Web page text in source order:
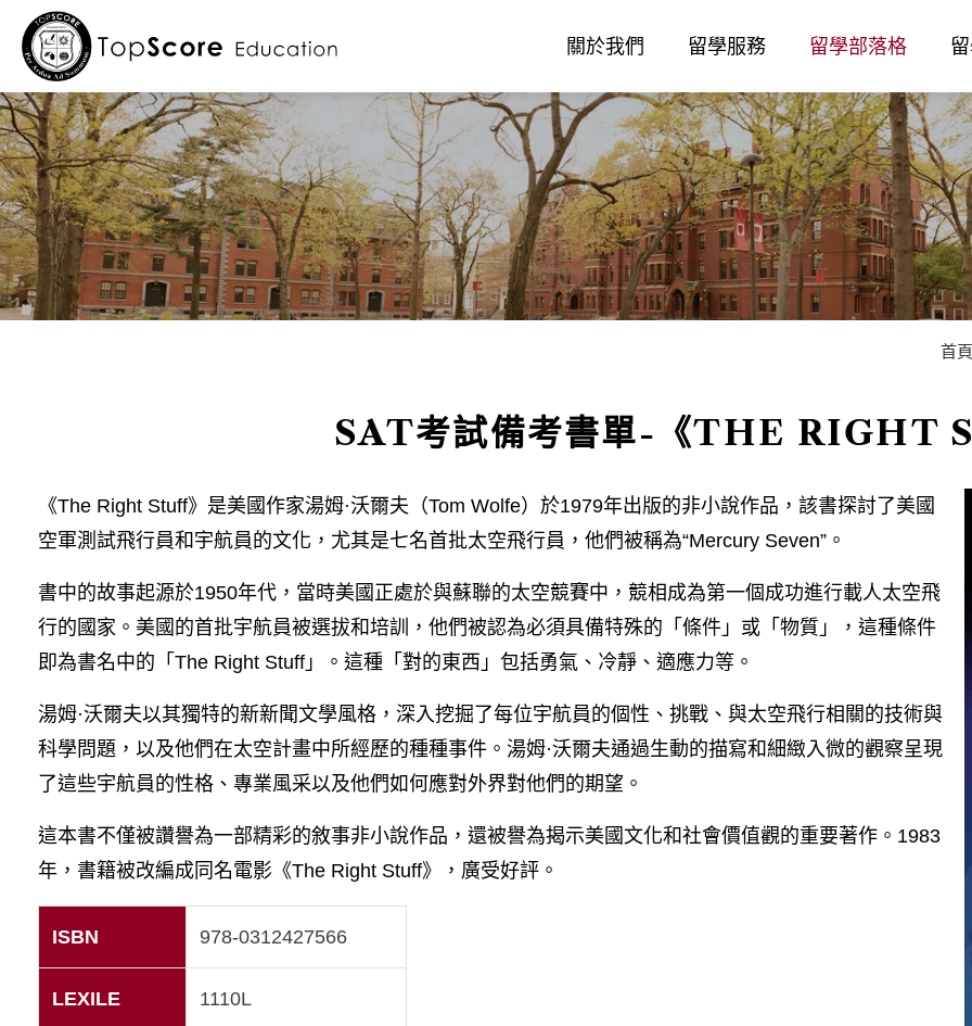
關於我們 留學服務 留學部落格
首頁
SAT考試備考書單-《THE RIGHT
《The Right Stuff》是美國作家湯姆·沃爾夫（Tom Wolfe）於1979年出版的非小說作品，該書探討了美國
空軍測試飛行員和宇航員的文化，尤其是七名首批太空飛行員，他們被稱為“Mercury Seven”。
書中的故事起源於1950年代，當時美國正處於與蘇聯的太空競賽中，競相成為第一個成功進行載人太空飛
行的國家。美國的首批宇航員被選拔和培訓，他們被認為必須具備特殊的「條件」或「物質」，這種條件
即為書名中的「The Right Stuff」。這種「對的東西」包括勇氣、冷靜、適應力等。
湯姆·沃爾夫以其獨特的新新聞文學風格，深入挖掘了每位宇航員的個性、挑戰、與太空飛行相關的技術與
科學問題，以及他們在太空計畫中所經歷的種種事件。湯姆·沃爾夫通過生動的描寫和細緻入微的觀察呈現
了這些宇航員的性格、專業風采以及他們如何應對外界對他們的期望。
這本書不僅被讚譽為一部精彩的敘事非小說作品，還被譽為揭示美國文化和社會價值觀的重要著作。1983
年，書籍被改編成同名電影《The Right Stuff》，廣受好評。
ISBN 978-0312427566
LEXILE 1110L
關於我們
留學服務
考試相關
經驗分享
網站資源
聯絡我們